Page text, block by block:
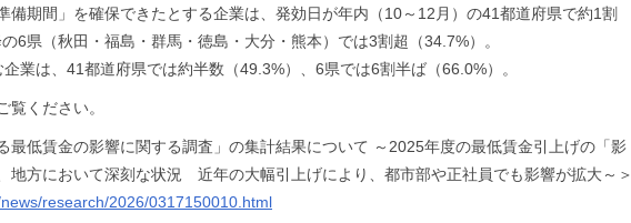
備期間」を確保できたとする企業は、発効日が年内（10～12月）の41都道府県で約1割
の6県（秋田・福島・群馬・徳島・大分・熊本）では3割超（34.7%）。
企業は、41都道府県では約半数（49.3%）、6県では6割半ば（66.0%）。
覧ください。
最低賃金の影響に関する調査」の集計結果について ～2025年度の最低賃金引上げの「影
地方において深刻な状況 近年の大幅引上げにより、都市部や正社員でも影響が拡大～＞
research/2026/0317150010.html